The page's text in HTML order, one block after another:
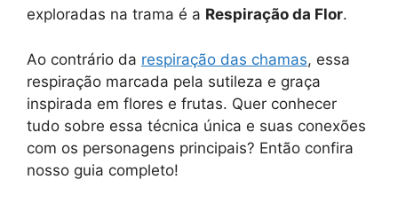
exploradas na trama é a Respiração da Flor.
Ao contrário da respiração das chamas, essa
respiração marcada pela sutileza e graça
inspirada em flores e frutas. Quer conhecer
tudo sobre essa técnica única e suas conexões
com os personagens principais? Então confira
nosso guia completo!